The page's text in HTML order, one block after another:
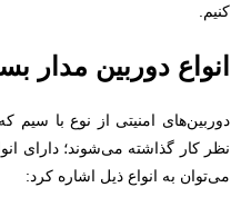
کنیم.
انواع دوربین مدار
دوربین‌های امنیتی از نوع با
نظر کار گذاشته می‌شوند؛ دارای
می‌توان به انواع ذیل اشاره کرد: